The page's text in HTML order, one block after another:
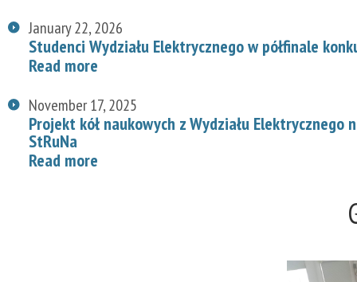
January 22, 2026
Studenci Wydziału Elektrycznego w półfinale
Read more
November 17, 2025
Projekt kół naukowych z Wydziału
StRuNa
Read more